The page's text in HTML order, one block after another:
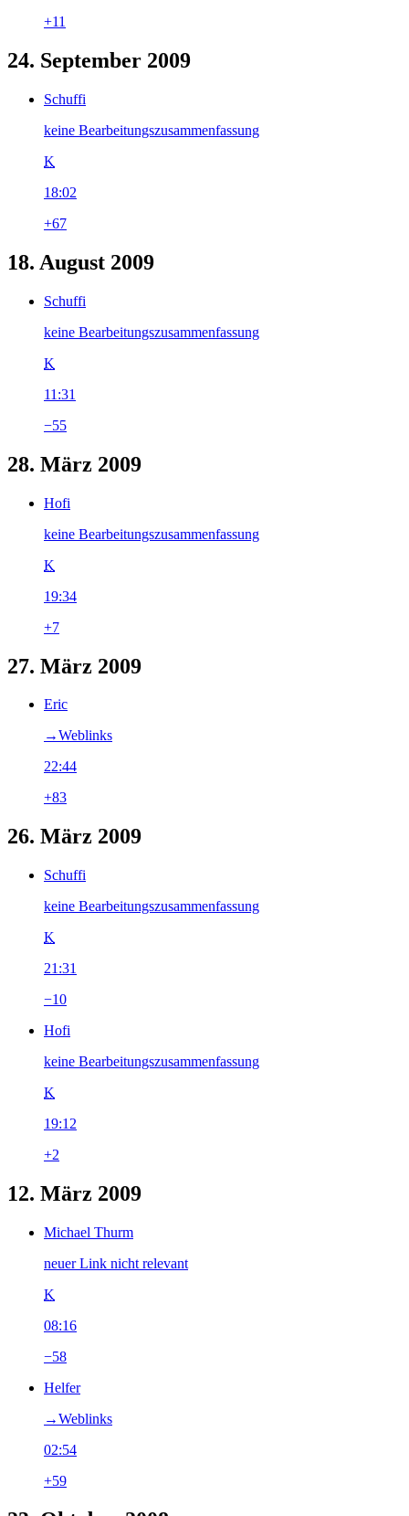
+11
24. September 2009
Schuffi
keine Bearbeitungszusammenfassung
K
18:02
+67
18. August 2009
Schuffi
keine Bearbeitungszusammenfassung
K
11:31
−55
28. März 2009
Hofi
keine Bearbeitungszusammenfassung
K
19:34
+7
27. März 2009
Eric
→‎Weblinks
22:44
+83
26. März 2009
Schuffi
keine Bearbeitungszusammenfassung
K
21:31
−10
Hofi
keine Bearbeitungszusammenfassung
K
19:12
+2
12. März 2009
Michael Thurm
neuer Link nicht relevant
K
08:16
−58
Helfer
→‎Weblinks
02:54
+59